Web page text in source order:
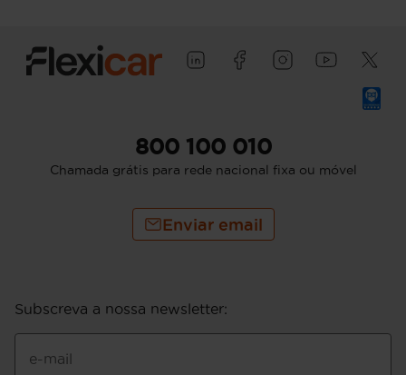
800 100 010
Chamada grátis para rede nacional fixa ou móvel
Enviar email
Subscreva a nossa newsletter:
e-mail